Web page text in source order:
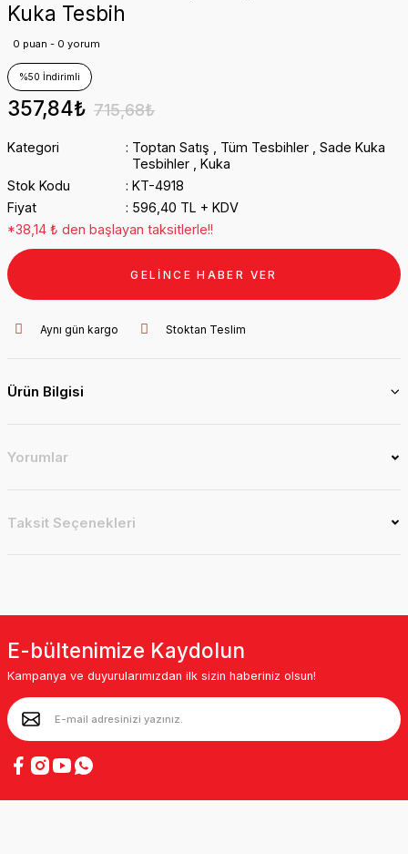
Kuka Tesbih
0 puan - 0 yorum
%50 İndirimli
357,84₺ 715,68₺
Kategori Toptan Satış Tüm Tesbihler
Sade Kuka
Tesbihler
Kuka
Stok Kodu
KT-4918
Fiyat
596,40 TL + KDV
*38,14 ₺ den başlayan taksitlerle!!
GELİNCE HABER VER
Aynı gün kargo Stoktan Teslim
Ürün Bilgisi
Yorumlar
Taksit Seçenekleri
E-bültenimize Kaydolun
Kampanya ve duyurularımızdan ilk sizin haberiniz olsun!